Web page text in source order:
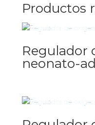
Productos
Regulador
neonato-